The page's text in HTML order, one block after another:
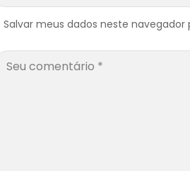
Salvar meus dados neste